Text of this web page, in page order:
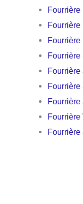
Fourrière
Fourrière
Fourrière
Fourrière
Fourrière
Fourrière
Fourrière
Fourrière